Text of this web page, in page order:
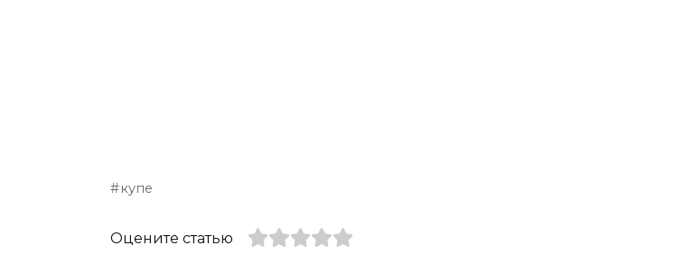
купе
Оцените статью